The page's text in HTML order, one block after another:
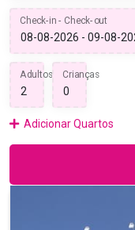
Check-in - Check-out
Adultos Crianças
Adicionar Quartos